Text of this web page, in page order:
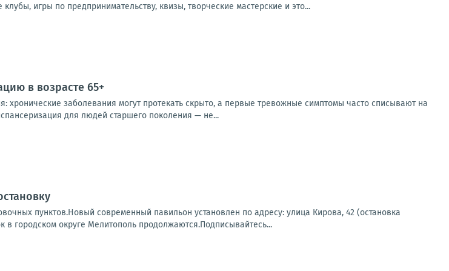
игры по предпринимательству, квизы, творческие мастерские и это...
в возрасте 65+
хронические заболевания могут протекать скрыто, а первые тревожные симптомы часто списывают на
для людей старшего поколения — не...
пунктов.Новый современный павильон установлен по адресу: улица Кирова, 42 (остановка
городском округе Мелитополь продолжаются.Подписывайтесь...